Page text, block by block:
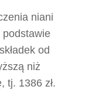
niani
od
niż
tj. 1386 zł.